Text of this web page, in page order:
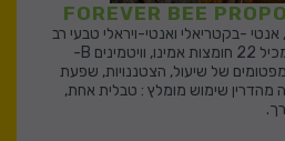
אנטי -בקטריאלי ואנטי-ויראלי טבעי רב
עוצמה* חוזק במזון מלכות* מכיל 22 חומצות אמינו, וויטמינים B-
של שיעול, הצטננויות, שפעת
מהדרין שימוש מומלץ : טבלית אחת,